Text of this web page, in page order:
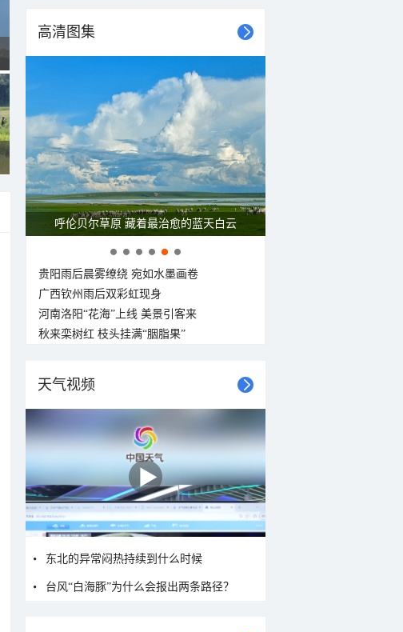
高清图集
一组图感受水中消暑快乐瞬间
贵阳雨后晨雾缭绕 宛如水墨画卷
广西钦州雨后双彩虹现身
河南洛阳“花海”上线 美景引客来
秋来栾树红 枝头挂满“胭脂果”
天气视频
东北的异常闷热持续到什么时候
台风“白海豚”为什么会报出两条路径？